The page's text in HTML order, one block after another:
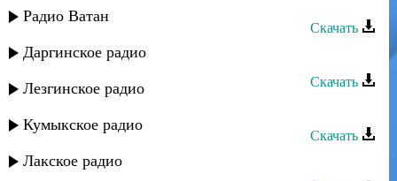
Радио Ватан
Даргинское радио
Лезгинское радио
Кумыкское радио
Лакское радио
Скачать
Мурад Валиев - Гитара любви
Скачать
Скачать
Мурад Рамазанов - Песня